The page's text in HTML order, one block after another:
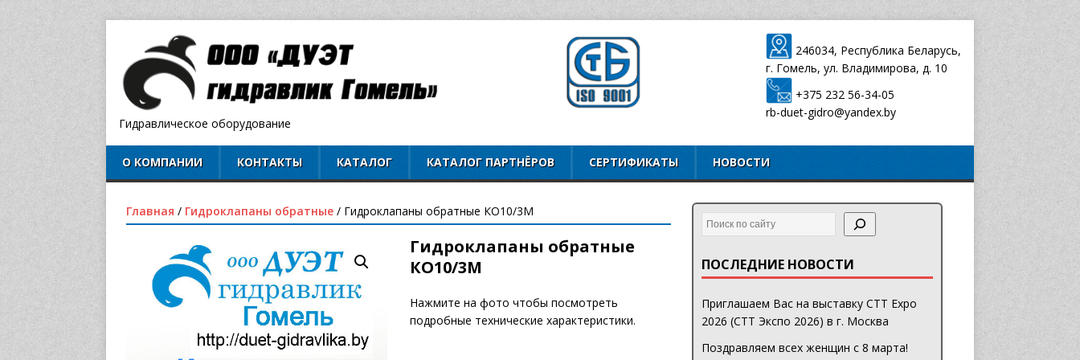
Гидравлическое оборудование
246034, Республика Беларусь,
г. Гомель, ул. Владимирова, д. 10
+375 232 56-34-05
rb-duet-gidro@yandex.by
О КОМПАНИИ КОНТАКТЫ КАТАЛОГ КАТАЛОГ ПАРТНЁРОВ СЕРТИФИКАТЫ НОВОСТИ
Главная / Гидроклапаны обратные / Гидроклапаны обратные КО10/3М
Гидроклапаны обратные
КО10/3М
Нажмите на фото чтобы посмотреть
подробные технические характеристики.
ПОСЛЕДНИЕ НОВОСТИ
Приглашаем Вас на выставку CTT Expo
2026 (СТТ Экспо 2026) в г. Москва
Поздравляем всех женщин с 8 марта!